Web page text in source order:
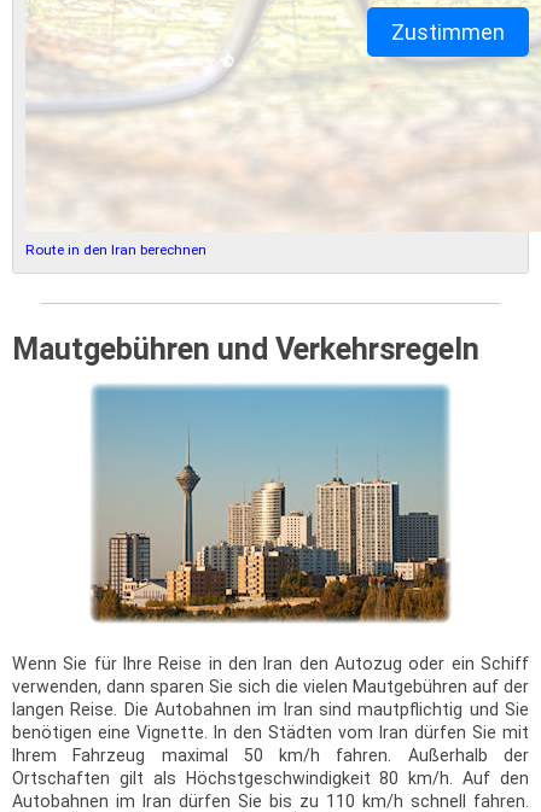
Zustimmen
Route in den Iran berechnen
Mautgebühren und Verkehrsregeln
Wenn Sie für Ihre Reise in den Iran den Autozug oder ein Schiff
verwenden, dann sparen Sie sich die vielen Mautgebühren auf der
langen Reise. Die Autobahnen im Iran sind mautpflichtig und Sie
benötigen eine Vignette. In den Städten vom Iran dürfen Sie mit
Ihrem Fahrzeug maximal 50 km/h fahren. Außerhalb der
Ortschaften gilt als Höchstgeschwindigkeit 80 km/h. Auf den
Autobahnen im Iran dürfen Sie bis zu 110 km/h schnell fahren.